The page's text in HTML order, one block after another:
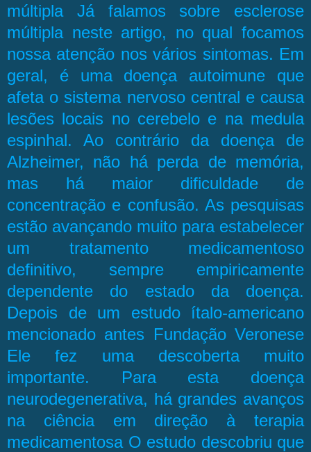
múltipla Já falamos sobre esclerose
múltipla neste artigo, no qual focamos
nossa atenção nos vários sintomas. Em
geral, é uma doença autoimune que
afeta o sistema nervoso central e causa
lesões locais no cerebelo e na medula
espinhal. Ao contrário da doença de
Alzheimer, não há perda de memória,
mas há maior dificuldade de
concentração e confusão. As pesquisas
estão avançando muito para estabelecer
um tratamento medicamentoso
definitivo, sempre empiricamente
dependente do estado da doença.
Depois de um estudo ítalo-americano
mencionado antes Fundação Veronese
Ele fez uma descoberta muito
importante. Para esta doença
neurodegenerativa, há grandes avanços
na ciência em direção à terapia
medicamentosa O estudo descobriu que